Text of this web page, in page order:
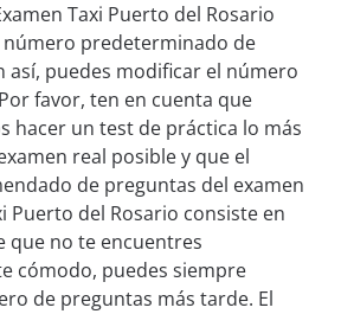
Taxi Puerto del Rosario
número predeterminado de
así, puedes modificar el número
favor, ten en cuenta que
hacer un test de práctica lo más
real posible y que el
de preguntas del examen
Puerto del Rosario consiste en
que no te encuentres
cómodo, puedes siempre
de preguntas más tarde. El